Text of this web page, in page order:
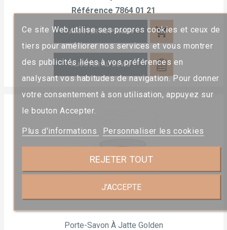
Ce site Web utilise ses propres cookies et ceux de
tiers pour améliorer nos services et vous montrer
des publicités liées à vos préférences en
analysant vos habitudes de navigation. Pour donner
votre consentement à son utilisation, appuyez sur
le bouton Accepter.
Plus d'informations Personnaliser les cookies
REJETER TOUT
J'ACCEPTE
Référence 7864 01 21
AJOUTER AU PANIER shopping_cart
AJOUTER AU DEVIS
Porte-Savon À Jatte Golden